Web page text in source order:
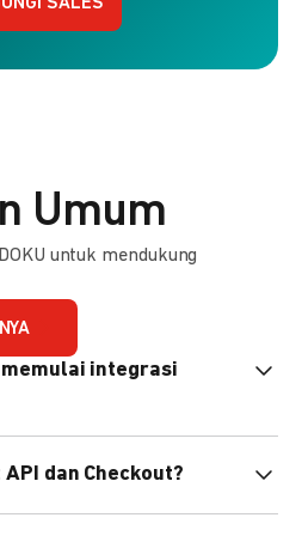
SALES
Umum
untuk mendukung
memulai integrasi
integrasi Anda. Pelajari
dan Checkout?